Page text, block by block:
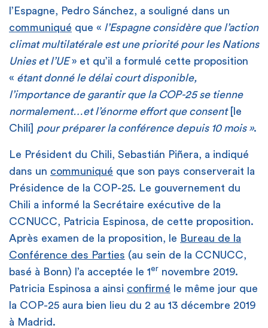
l’Espagne, Pedro Sánchez, a souligné dans un
communiqué que « l’Espagne considère que l’action
climat multilatérale est une priorité pour les Nations
Unies et l’UE» et qu’il a formulé cette proposition
« étant donné le délai court disponible,
l’importance de garantir que la COP-25 se tienne
normalement…et l’énorme effort que consent [le
Chili] pour préparer la conférence depuis 10 mois ».
Le Président du Chili, Sebastián Piñera, a indiqué
dans un communiqué que son pays conserverait la
Présidence de la COP-25. Le gouvernement du
Chili a informé la Secrétaire exécutive de la
CCNUCC, Patricia Espinosa, de cette proposition.
Après examen de la proposition, le Bureau de la
Conférence des Parties (au sein de la CCNUCC,
basé à Bonn) l’a acceptée le 1er novembre 2019.
Patricia Espinosa a ainsi confirmé le même jour que
la COP-25 aura bien lieu du 2 au 13 décembre 2019
à Madrid.